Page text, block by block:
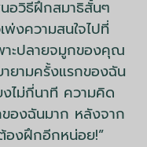
อวิธีฝึกสมาธิสั้นๆ
งความสนใจไปที่
าะปลายจมูกของคุณ
ยามครั้งแรกของฉัน
งไม่กี่นาที ความคิด
องฉันมาก หลังจาก
องฝึกอีกหน่อย!”